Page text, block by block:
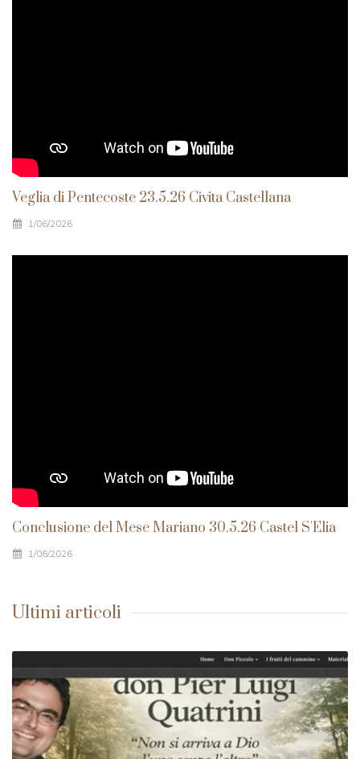
Veglia di Pentecoste 23.5.26 Civita Castellana
1/06/2026
Conclusione del Mese Mariano 30.5.26 Castel S'Elia
1/06/2026
Ultimi articoli